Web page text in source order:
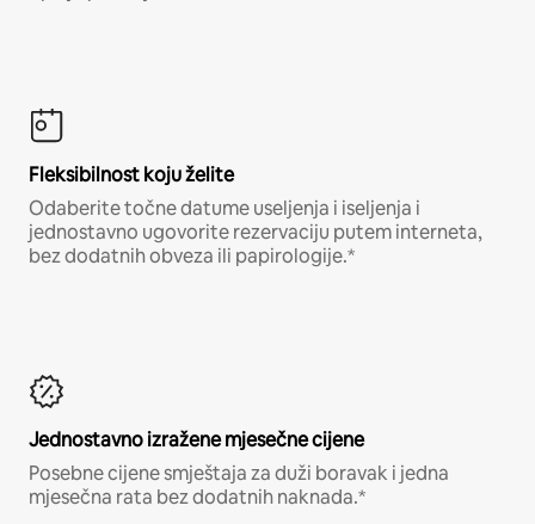
Fleksibilnost koju želite
Odaberite točne datume useljenja i iseljenja i
jednostavno ugovorite rezervaciju putem interneta,
bez dodatnih obveza ili papirologije.*
Jednostavno izražene mjesečne cijene
Posebne cijene smještaja za duži boravak i jedna
mjesečna rata bez dodatnih naknada.*